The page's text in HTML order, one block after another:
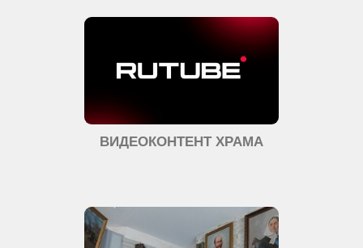
ВИДЕОКОНТЕНТ ХРАМА